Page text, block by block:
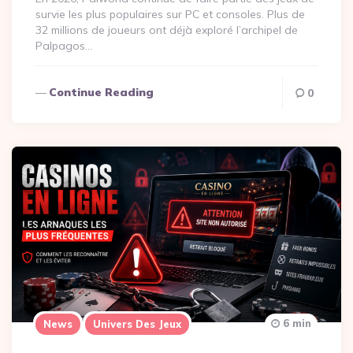
survie les plus populaires sur PC et consoles. Plus de
32 millions de joueurs ont déjà exploré l’archipel de
Palpagos…
Continue Reading 0
News Univers Des Jeux 6 min